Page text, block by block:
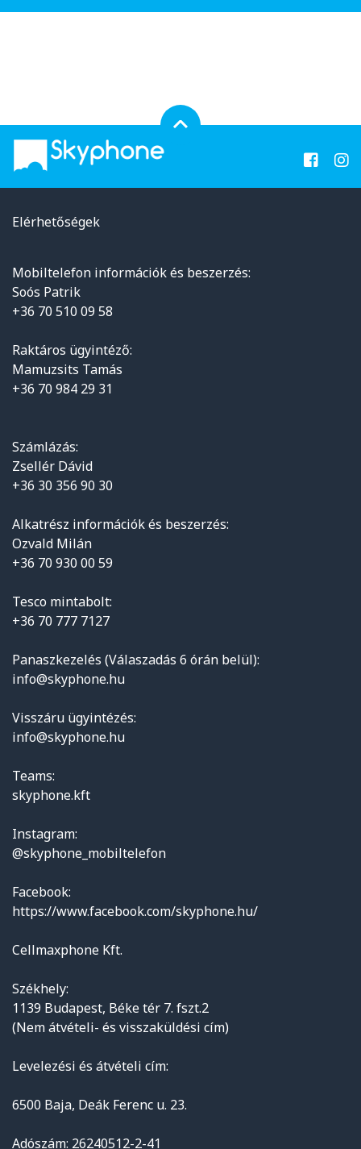
Elérhetőségek
Mobiltelefon információk és beszerzés:
Soós Patrik
+36 70 510 09 58
Raktáros ügyintéző:
Mamuzsits Tamás
+36 70 984 29 31
Számlázás:
Zsellér Dávid
+36 30 356 90 30
Alkatrész információk és beszerzés:
Ozvald Milán
+36 70 930 00 59
Tesco mintabolt:
+36 70 777 7127
Panaszkezelés (Válaszadás 6 órán belül):
info@skyphone.hu
Visszáru ügyintézés:
info@skyphone.hu
Teams:
skyphone.kft
Instagram:
@skyphone_mobiltelefon
Facebook:
https://www.facebook.com/skyphone.hu/
Cellmaxphone Kft.
Székhely:
1139 Budapest, Béke tér 7. fszt.2
(Nem átvételi- és visszaküldési cím)
Levelezési és átvételi cím:
6500 Baja, Deák Ferenc u. 23.
Adószám: 26240512-2-41